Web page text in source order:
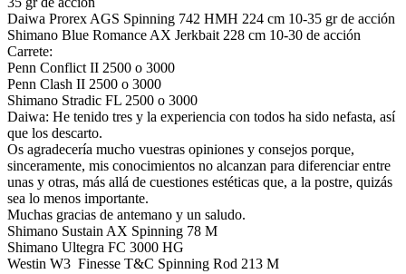
Daiwa Prorex AGS Spinning 742 HMH 224 cm 10-35 gr de acción
Shimano Blue Romance AX Jerkbait 228 cm 10-30 de acción
Carrete:
Penn Conflict II 2500 o 3000
Penn Clash II 2500 o 3000
Shimano Stradic FL 2500 o 3000
Daiwa: He tenido tres y la experiencia con todos ha sido nefasta, así
que los descarto.
Os agradecería mucho vuestras opiniones y consejos porque,
sinceramente, mis conocimientos no alcanzan para diferenciar entre
unas y otras, más allá de cuestiones estéticas que, a la postre, quizás
sea lo menos importante.
Muchas gracias de antemano y un saludo.
Shimano Sustain AX Spinning 78 M
Shimano Ultegra FC 3000 HG
Westin W3 Finesse T&C Spinning Rod 213 M